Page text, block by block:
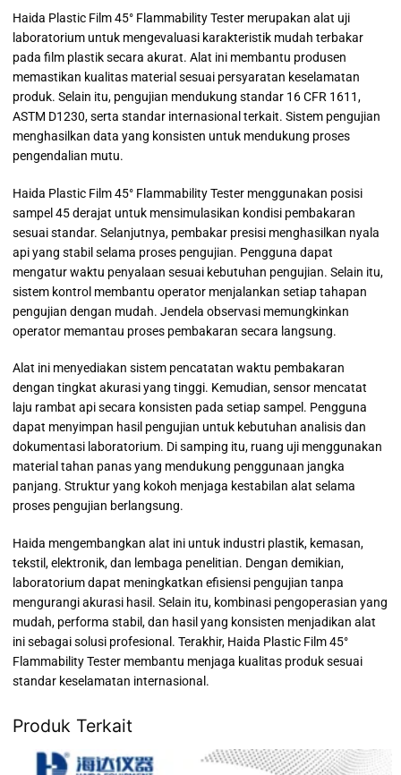
Haida Plastic Film 45° Flammability Tester merupakan alat uji
laboratorium untuk mengevaluasi karakteristik mudah terbakar
pada film plastik secara akurat. Alat ini membantu produsen
memastikan kualitas material sesuai persyaratan keselamatan
produk. Selain itu, pengujian mendukung standar 16 CFR 1611,
ASTM D1230, serta standar internasional terkait. Sistem pengujian
menghasilkan data yang konsisten untuk mendukung proses
pengendalian mutu.
Haida Plastic Film 45° Flammability Tester menggunakan posisi
sampel 45 derajat untuk mensimulasikan kondisi pembakaran
sesuai standar. Selanjutnya, pembakar presisi menghasilkan nyala
api yang stabil selama proses pengujian. Pengguna dapat
mengatur waktu penyalaan sesuai kebutuhan pengujian. Selain itu,
sistem kontrol membantu operator menjalankan setiap tahapan
pengujian dengan mudah. Jendela observasi memungkinkan
operator memantau proses pembakaran secara langsung.
Alat ini menyediakan sistem pencatatan waktu pembakaran
dengan tingkat akurasi yang tinggi. Kemudian, sensor mencatat
laju rambat api secara konsisten pada setiap sampel. Pengguna
dapat menyimpan hasil pengujian untuk kebutuhan analisis dan
dokumentasi laboratorium. Di samping itu, ruang uji menggunakan
material tahan panas yang mendukung penggunaan jangka
panjang. Struktur yang kokoh menjaga kestabilan alat selama
proses pengujian berlangsung.
Haida mengembangkan alat ini untuk industri plastik, kemasan,
tekstil, elektronik, dan lembaga penelitian. Dengan demikian,
laboratorium dapat meningkatkan efisiensi pengujian tanpa
mengurangi akurasi hasil. Selain itu, kombinasi pengoperasian yang
mudah, performa stabil, dan hasil yang konsisten menjadikan alat
ini sebagai solusi profesional. Terakhir, Haida Plastic Film 45°
Flammability Tester membantu menjaga kualitas produk sesuai
standar keselamatan internasional.
Produk Terkait